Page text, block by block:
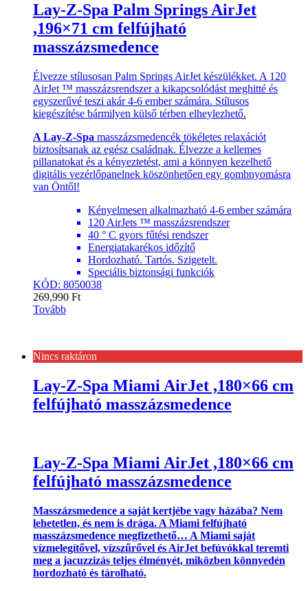
Lay-Z-Spa Palm Springs AirJet
,196×71 cm felfújható
masszázsmedence
Élvezze stílusosan Palm Springs AirJet készülékket. A 120
AirJet ™ masszázsrendszer a kikapcsolódást meghitté és
egyszerűvé teszi akár 4-6 ember számára. Stílusos
kiegészítése bármilyen külső térben elheylezhető.
A Lay-Z-Spa masszázsmedencék tökéletes relaxációt
biztosítsanak az egész családnak. Élvezze a kellemes
pillanatokat és a kényeztetést, ami a könnyen kezelhető
digitális vezérlőpanelnek köszönhetően egy gombnyomásra
van Öntől!
Kényelmesen alkalmazható 4-6 ember számára
120 AirJets ™ masszázsrendszer
40 ° C gyors fűtési rendszer
Energiatakarékos időzítő
Hordozható. Tartós. Szigetelt.
Speciális biztonsági funkciók
KÓD: 8050038
269,990 Ft
Tovább
Nincs raktáron
Lay-Z-Spa Miami AirJet ,180×66 cm
felfújható masszázsmedence
Lay-Z-Spa Miami AirJet ,180×66 cm
felfújható masszázsmedence
Masszázsmedence a saját kertjébe vagy házába? Nem
lehetetlen, és nem is drága. A Miami felfújható
masszázsmedence megfizethető… A Miami saját
vízmelegítővel, vízszűrővel és AirJet befúvókkal teremti
meg a jacuzzizás teljes élményét, miközben könnyedén
hordozható és tárolható.